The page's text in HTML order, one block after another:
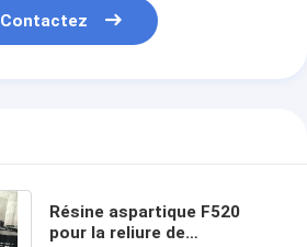
Contactez
Résine aspartique F520
pour la reliure de